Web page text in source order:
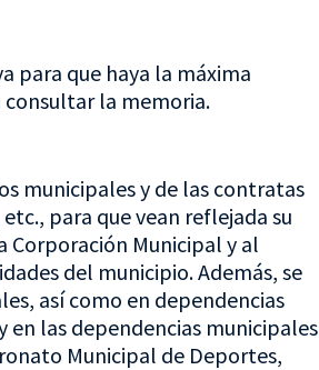
para que haya la máxima
la memoria.
municipales y de las contratas
para que vean reflejada su
Corporación Municipal y al
del municipio. Además, se
así como en dependencias
las dependencias municipales
Municipal de Deportes,